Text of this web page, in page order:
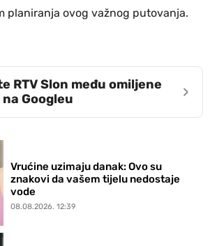
planiranja ovog važnog putovanja.
RTV Slon među omiljene
Googleu
›
Vrućine uzimaju danak: Ovo su
znakovi da vašem tijelu nedostaje
vode
08.08.2026. 12:39